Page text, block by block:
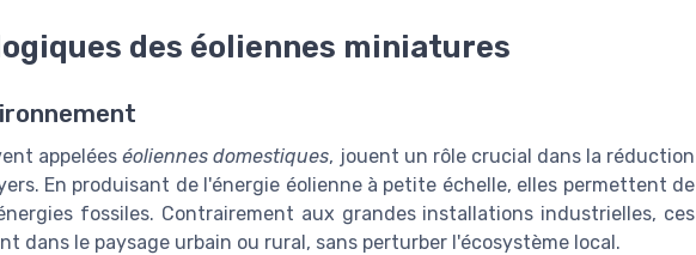
des éoliennes miniatures
appeléeséoliennes domestiques, jouent un rôle crucial dans la réduction
En produisant de l'énergie éolienne à petite échelle, elles permettent de
fossiles. Contrairement aux grandes installations industrielles, ces
dans le paysage urbain ou rural, sans perturber l'écosystème local.